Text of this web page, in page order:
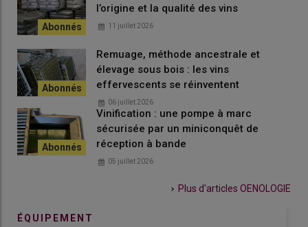
l’origine et la qualité des vins
11 juillet 2026
Remuage, méthode ancestrale et
élevage sous bois : les vins
effervescents se réinventent
06 juillet 2026
Vinification : une pompe à marc
sécurisée par un miniconquêt de
réception à bande
05 juillet 2026
Plus d'articles OENOLOGIE
ÉQUIPEMENT